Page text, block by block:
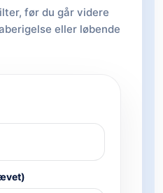
før du går videre
eller løbende